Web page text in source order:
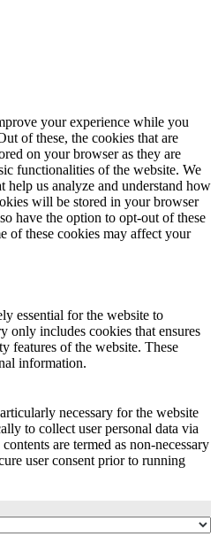
your experience while you
of these, the cookies that are
on your browser as they are
functionalities of the website. We
help us analyze and understand how
will be stored in your browser
have the option to opt-out of these
of these cookies may affect your
essential for the website to
only includes cookies that ensures
features of the website. These
information.
necessary for the website
to collect user personal data via
are termed as non-necessary
user consent prior to running